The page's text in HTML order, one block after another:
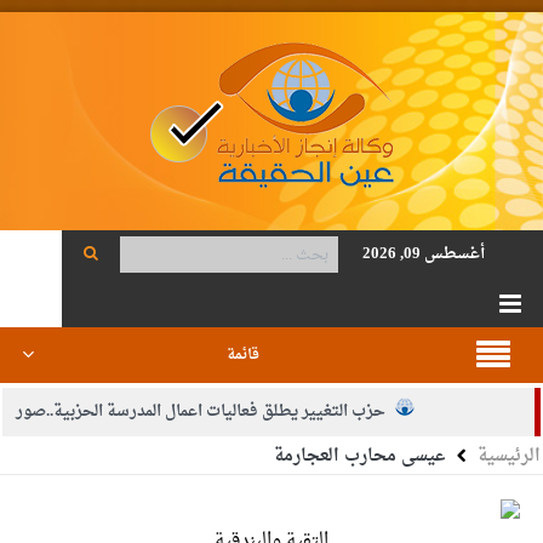
أغسطس 09, 2026
قائمة
حزب التغيير يطلق فعاليات اعمال المدرسة الحزبية..صور
الجيش يفتح باب التجنيد لحملة البكالوريوس في الحقوق والقانون
الرئيسية عيسى محارب العجارمة